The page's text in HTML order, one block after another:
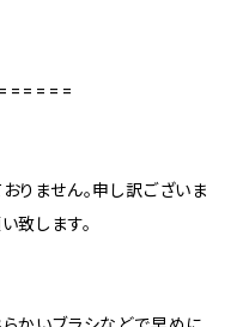
りません。申し訳ございま
致します。